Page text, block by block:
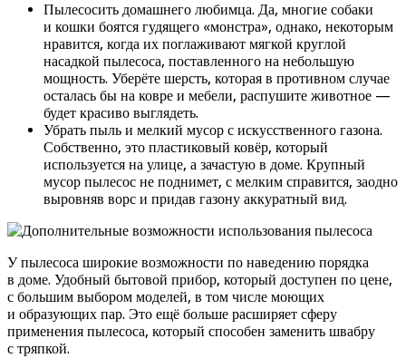
Пылесосить домашнего любимца. Да, многие собаки
и кошки боятся гудящего «монстра», однако, некоторым
нравится, когда их поглаживают мягкой круглой
насадкой пылесоса, поставленного на небольшую
мощность. Уберёте шерсть, которая в противном случае
осталась бы на ковре и мебели, распушите животное —
будет красиво выглядеть.
Убрать пыль и мелкий мусор с искусственного газона.
Собственно, это пластиковый ковёр, который
используется на улице, а зачастую в доме. Крупный
мусор пылесос не поднимет, с мелким справится, заодно
выровняв ворс и придав газону аккуратный вид.
У пылесоса широкие возможности по наведению порядка
в доме. Удобный бытовой прибор, который доступен по цене,
с большим выбором моделей, в том числе моющих
и образующих пар. Это ещё больше расширяет сферу
применения пылесоса, который способен заменить швабру
с тряпкой.